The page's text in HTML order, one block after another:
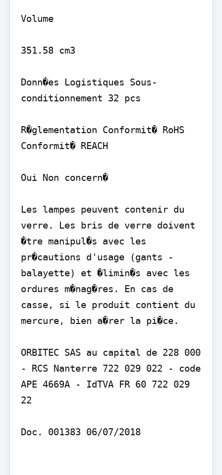
Volume
351.58 cm3
Donn�es Logistiques Sous-
conditionnement 32 pcs
R�glementation Conformit� RoHS
Conformit� REACH
Oui Non concern�
Les lampes peuvent contenir du
verre. Les bris de verre doivent
�tre manipul�s avec les
pr�cautions d'usage (gants -
balayette) et �limin�s avec les
ordures m�nag�res. En cas de
casse, si le produit contient du
mercure, bien a�rer la pi�ce.
ORBITEC SAS au capital de 228 000
- RCS Nanterre 722 029 022 - code
APE 4669A - IdTVA FR 60 722 029
22
Doc. 001383 06/07/2018